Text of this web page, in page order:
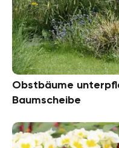
Obstbäume
Baumscheibe